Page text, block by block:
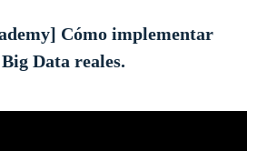
Cómo implementar
Data reales.